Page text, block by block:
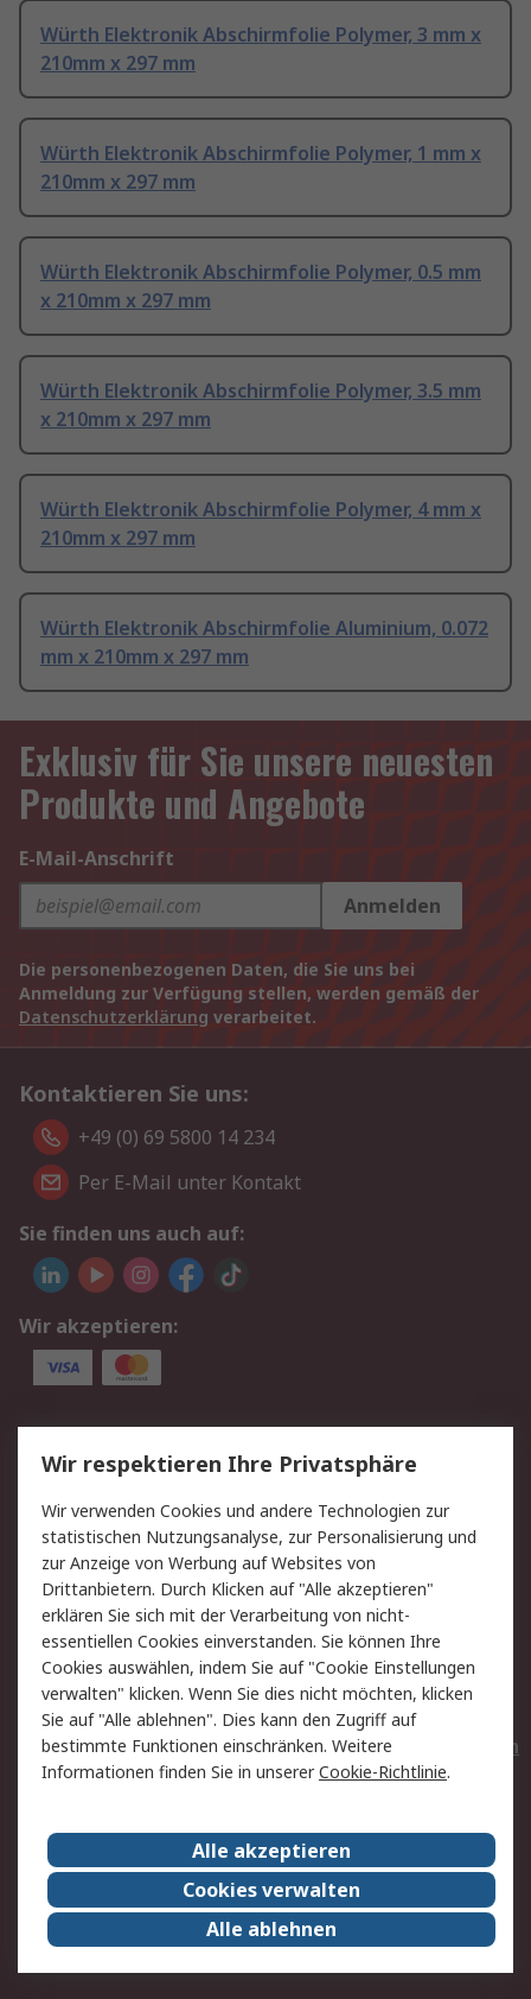
Würth Elektronik Abschirmfolie Polymer, 3 mm x
210mm x 297 mm
Würth Elektronik Abschirmfolie Polymer, 1 mm x
210mm x 297 mm
Würth Elektronik Abschirmfolie Polymer, 0.5 mm
x 210mm x 297 mm
Würth Elektronik Abschirmfolie Polymer, 3.5 mm
x 210mm x 297 mm
Würth Elektronik Abschirmfolie Polymer, 4 mm x
210mm x 297 mm
Würth Elektronik Abschirmfolie Aluminium, 0.072
mm x 210mm x 297 mm
Exklusiv für Sie unsere neuesten
Produkte und Angebote
E-Mail-Anschrift
Anmelden
Die personenbezogenen Daten, die Sie uns bei
Anmeldung zur Verfügung stellen, werden gemäß der
Datenschutzerklärung verarbeitet.
Kontaktieren Sie uns:
+49 (0) 69 5800 14 234
Per E-Mail unter Kontakt
Sie finden uns auch auf:
Wir akzeptieren:
Service
Value Added Services
Lieferlösungen
Rücksendungen
Kontakt
Hilfe
Privatkunden
Rechtliches
AGB
Datenschutz
Cookie-Richtlinie
Zahlungsbedingungen
Copyright/Impressum
Entsorgung
Elektrogeräte/Batterien
RS weltweit
Karriere bei RS
Nachhaltigkeit
Qualität/Umwelt/ZertifikatePresse-Center
Event-Center
Wir respektieren Ihre Privatsphäre
Wir verwenden Cookies und andere Technologien zur
statistischen Nutzungsanalyse, zur Personalisierung und
zur Anzeige von Werbung auf Websites von
Drittanbietern. Durch Klicken auf "Alle akzeptieren"
erklären Sie sich mit der Verarbeitung von nicht-
essentiellen Cookies einverstanden. Sie können Ihre
Cookies auswählen, indem Sie auf "Cookie Einstellungen
verwalten" klicken. Wenn Sie dies nicht möchten, klicken
Sie auf "Alle ablehnen". Dies kann den Zugriff auf
bestimmte Funktionen einschränken. Weitere
Informationen finden Sie in unsererCookie-Richtlinie.
Alle akzeptieren
Cookies verwalten
Alle ablehnen